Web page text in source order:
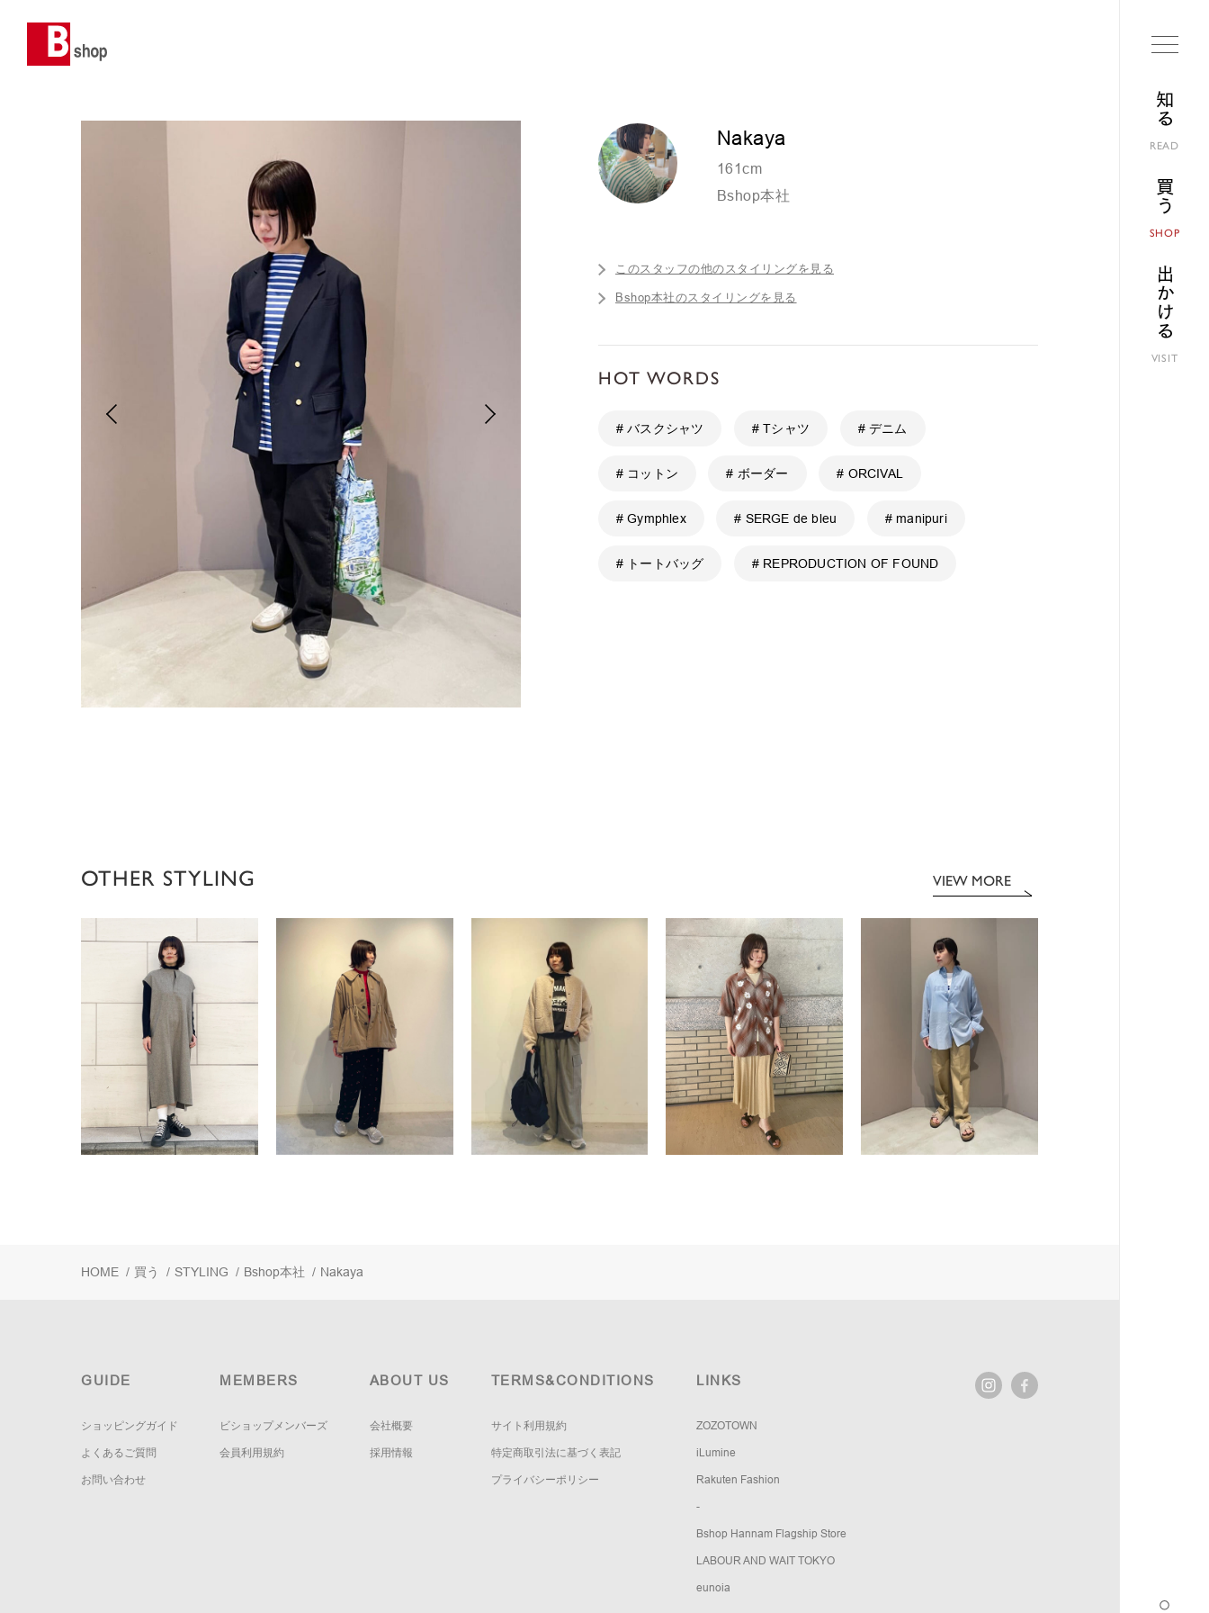
知る
READ
買う
SHOP
出かける
VISIT
Nakaya
161cm
Bshop本社
このスタッフの他のスタイリングを見る
Bshop本社のスタイリングを見る
HOT WORDS
# バスクシャツ # Tシャツ # デニム
# コットン # ボーダー # ORCIVAL
# Gymphlex # SERGE de bleu # manipuri
# トートバッグ # REPRODUCTION OF FOUND
OTHER STYLING VIEW MORE
HOME / 買う / STYLING / Bshop本社 / Nakaya
GUIDE
ショッピングガイド
よくあるご質問
お問い合わせ
MEMBERS
ビショップメンバーズ
会員利用規約
ABOUT US
会社概要
採用情報
TERMS&CONDITIONS
サイト利用規約
特定商取引法に基づく表記
プライバシーポリシー
LINKS
ZOZOTOWN
iLumine
Rakuten Fashion
-
Bshop Hannam Flagship Store
LABOUR AND WAIT TOKYO
eunoia